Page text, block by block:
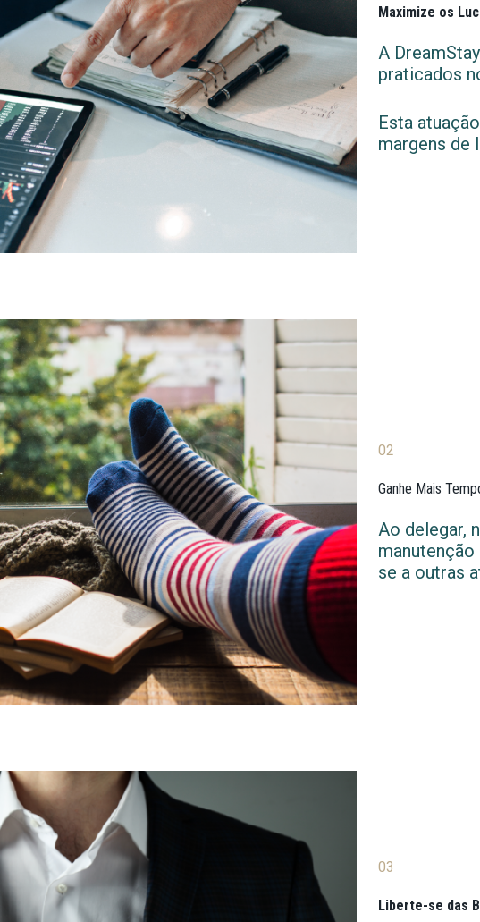
Maximize os
A
praticados
Esta
margens de
02
Ganhe Mais
Ao delegar,
se a outras
03
Liberte-se das